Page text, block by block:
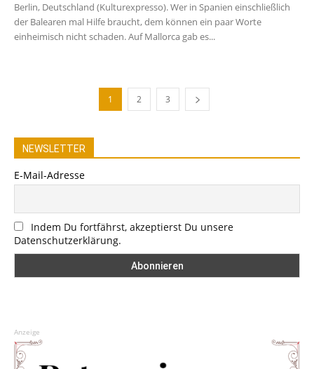
Berlin, Deutschland (Kulturexpresso). Wer in Spanien einschließlich
der Balearen mal Hilfe braucht, dem können ein paar Worte
einheimisch nicht schaden. Auf Mallorca gab es...
1 2 3
NEWSLETTER
E-Mail-Adresse
Indem Du fortfährst, akzeptierst Du unsere
Datenschutzerklärung.
Anzeige